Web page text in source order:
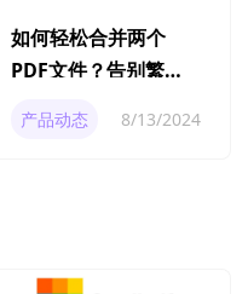
如何轻松合并两个
PDF文件？告别繁琐
产品动态 8/13/2024